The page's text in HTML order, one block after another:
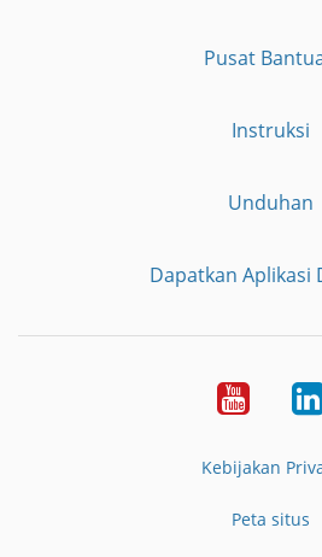
Pusat
Instruksi
Unduhan
Dapatkan Aplikasi
Kebijakan
Peta situs